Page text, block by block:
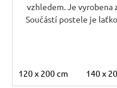
vzhledem. Je
Součástí postele je
120 x 200 cm 140 x